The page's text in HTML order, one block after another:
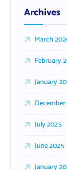
Archives
March
February
January
July 2025
June 2025
January